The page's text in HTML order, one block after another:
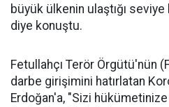
büyük ülkenin ulaştığı
diye konuştu.
Fetullahçı Terör Örgütü'nün
darbe girişimini hatırlatan
Erdoğan'a, "Sizi hükümetinize